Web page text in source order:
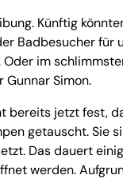
Künftig
Badbesucher für
im
Gunnar Simon.
bereits jetzt fest,
getauscht. Sie
Das dauert
werden.